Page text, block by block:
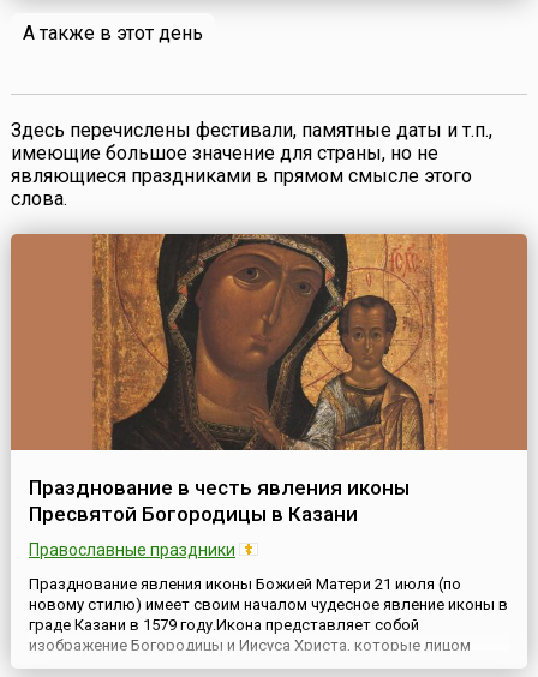
нисхождению из обители Тушита на людской материк
Джамбудвипа. Основным считается втор...
А также в этот день
Здесь перечислены фестивали, памятные даты и т.п.,
имеющие большое значение для страны, но не
являющиеся праздниками в прямом смысле этого
слова.
Празднование в честь явления иконы
Пресвятой Богородицы в Казани
Православные праздники
Празднование явления иконы Божией Матери 21 июля (по
новому стилю) имеет своим началом чудесное явление иконы в
граде Казани в 1579 году.Икона представляет собой
изображение Богородицы и Иисуса Христа, которые лицом
обращены к людям. Христос одной рукой благословляет,